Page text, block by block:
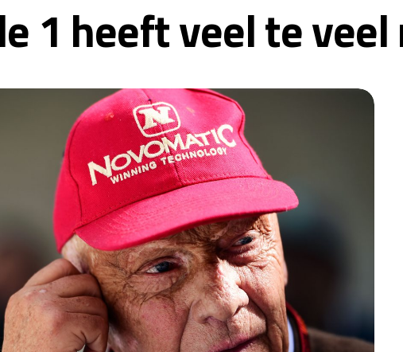
1 heeft veel te veel